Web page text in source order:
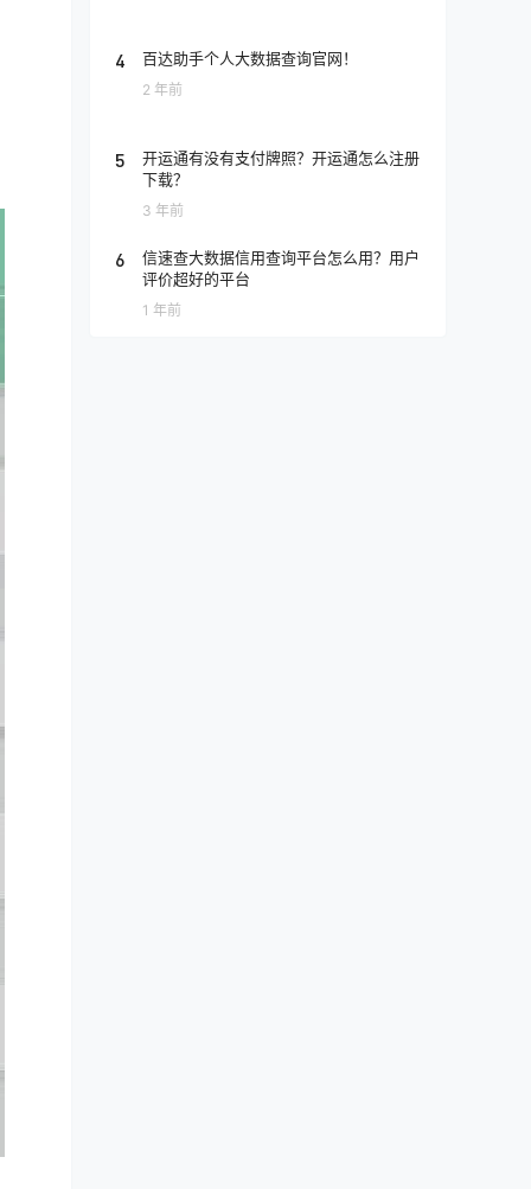
4 百达助手个人大数据查询官网！
2 年前
5
开运通有没有支付牌照？开运通怎么注册
下载？
3 年前
6
信速查大数据信用查询平台怎么用？用户
评价超好的平台
1 年前